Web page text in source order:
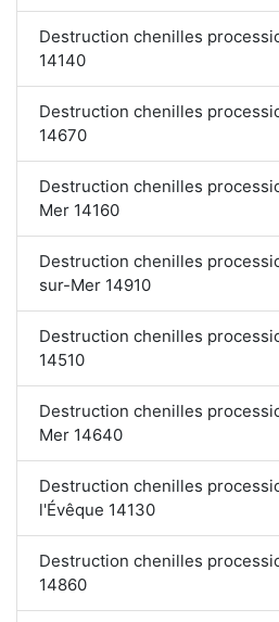
Destruction chenilles
14140
Destruction chenilles
14670
Destruction chenilles
Mer 14160
Destruction chenilles
sur-Mer 14910
Destruction chenilles
14510
Destruction chenilles
Mer 14640
Destruction chenilles
l'Évêque 14130
Destruction chenilles
14860